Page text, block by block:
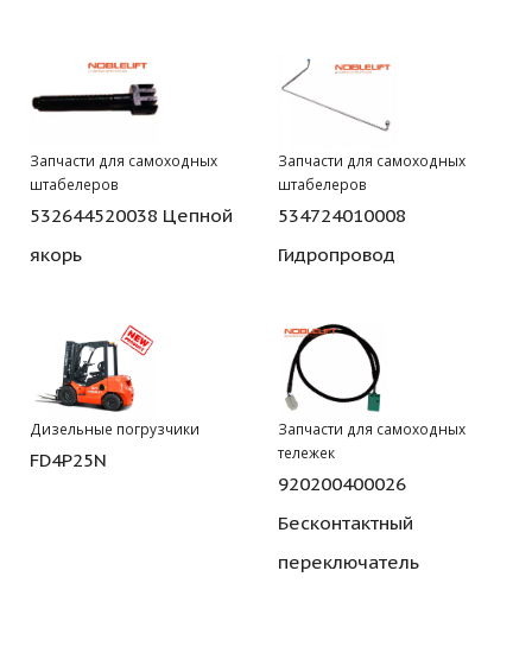
Запчасти для самоходных
штабелеров
532644520038 Цепной
якорь
Запчасти для самоходных
штабелеров
534724010008
Гидропровод
Дизельные погрузчики
FD4P25N
Запчасти для самоходных
тележек
920200400026
Бесконтактный
переключатель